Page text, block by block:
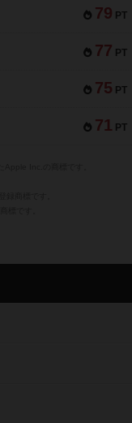
79 PT
77 PT
75 PT
71 PT